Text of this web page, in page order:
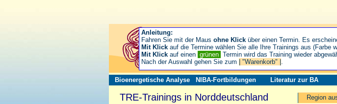
Bioenergetische Analyse NIBA-Fortbildungen Literatur zur BA
TRE-Trainings in Norddeutschland Region
Anleitung:
Fahren Sie mit der Maus ohne Klick über einen Termin. Es
Mit Klick auf die Termine wählen Sie alle Ihre Trainings aus (Farbe
Mit Klick auf einen grünen Termin wird das Training wieder
Nach der Auswahl gehen Sie zum
| "Warenkorb" | .